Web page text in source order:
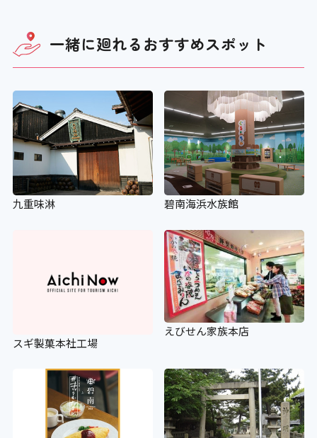
エレベーター
〇 120cm
行先階等の表示
エレベーター音声案内
×
エスカレーター
スロープ
一緒に廻れるおすすめスポット
九重味淋 碧南海浜水族館
スギ製菓本社工場
えびせん家族本店